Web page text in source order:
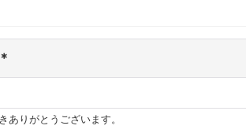
ありがとうございます。